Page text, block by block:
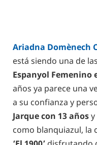
Ariadna Domènech
está siendo una de las
Espanyol Femenino
años ya parece una
a su confianza y
Jarque con 13 años
como blanquiazul, la